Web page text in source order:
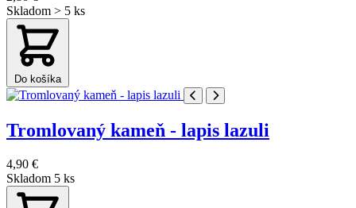
Skladom > 5 ks
Do košíka
Tromlovaný kameň - lapis lazuli
4,90 €
Skladom 5 ks